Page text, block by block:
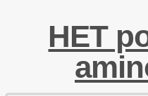
HET